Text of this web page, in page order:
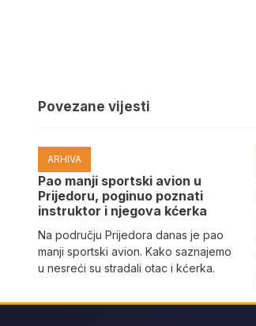
Povezane vijesti
ARHIVA
Pao manji sportski avion u
Prijedoru, poginuo poznati
instruktor i njegova kćerka
Na području Prijedora danas je pao
manji sportski avion. Kako saznajemo
u nesreći su stradali otac i kćerka.